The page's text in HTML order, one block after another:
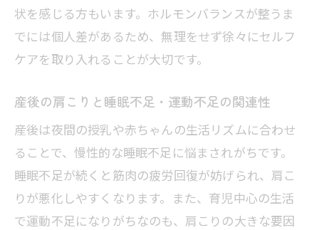
状を感じる方もいます。ホルモンバランスが整うま
でには個人差があるため、無理をせず徐々にセルフ
ケアを取り入れることが大切です。
産後の肩こりと睡眠不足・運動不足の関連性
産後は夜間の授乳や赤ちゃんの生活リズムに合わせ
ることで、慢性的な睡眠不足に悩まされがちです。
睡眠不足が続くと筋肉の疲労回復が妨げられ、肩こ
りが悪化しやすくなります。また、育児中心の生活
で運動不足になりがちなのも、肩こりの大きな要因